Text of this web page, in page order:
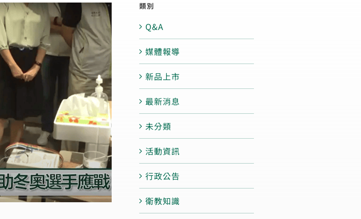
類別
Q&A
媒體報導
新品上市
最新消息
未分類
活動資訊
行政公告
衛教知識